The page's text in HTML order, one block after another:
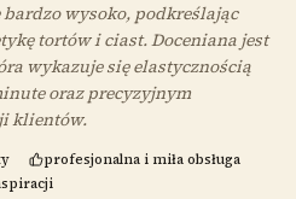
wysoko, podkreślając
tortów i ciast. Doceniana jest
wykazuje się elastycznością
oraz precyzyjnym
klientów.
profesjonalna i miła obsługa